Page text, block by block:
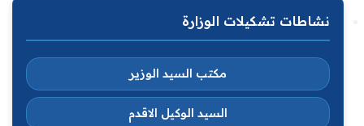
نشاطات تشكيلات الوزارة
مكتب السيد الوزير
السيد الوكيل الاقدم